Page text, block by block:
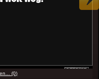
(0)